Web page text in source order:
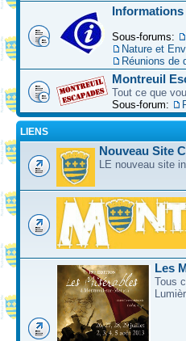
Informations
Sous-forums:
Nature et
Réunions de
Montreuil
Tout ce que
Sous-forum:
LIENS
Nouveau Site
LE nouveau site
Les
Tous